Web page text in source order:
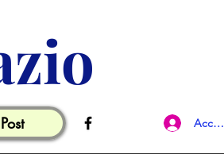
Post Accedi